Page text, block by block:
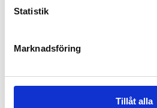
Statistik
Marknadsföring
Tillåt alla
3,295kr